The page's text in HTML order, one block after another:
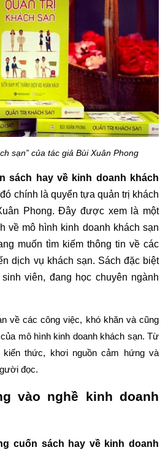
sạn” của tác giả Bùi Xuân Phong
sách hay về kinh doanh khách
chính là quyển tựa quản trị khách
Phong. Đây được xem là một
về mô hình kinh doanh khách sạn
muốn tìm kiếm thông tin về các
dịch vụ khách sạn. Sách đặc biệt
viên, đang học chuyên ngành
về các công việc, khó khăn và cũng
mô hình kinh doanh khách sạn. Từ
kiến thức, khơi nguồn cảm hứng và
đọc.
vào nghề kinh doanh
cuốn sách hay về kinh doanh